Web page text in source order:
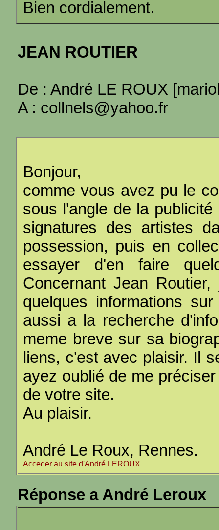
Bien cordialement.
JEAN ROUTIER
De : André LE ROUX
A : collnels@yahoo.fr
Bonjour,
comme vous avez pu le
sous l'angle de la
signatures des artistes
possession, puis en
essayer d'en faire
Concernant Jean
quelques informations
aussi a la recherche
meme breve sur sa
liens, c'est avec plaisir. Il
ayez oublié de me
de votre site.
Au plaisir.
André Le Roux, Rennes.
Acceder au site d'André LEROUX
Réponse a André Leroux